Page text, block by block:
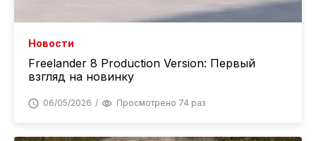
Новости
Freelander 8 Production Version: Первый
взгляд на новинку
06/05/2026 Просмотрено 74 раз